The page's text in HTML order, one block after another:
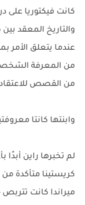
كانت فيكتوريا على
والتاريخ المعقد بين
عندما يتعلق الأمر
من المعرفة
من القصص للاعتقاد
وابنتها كانتا
لم تخبرها راين أبدًا
كريستينا متأكدة من
ميراندا كانت تتربص